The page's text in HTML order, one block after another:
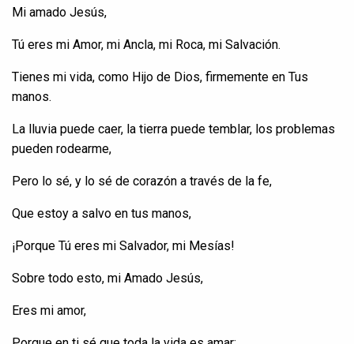
Mi amado Jesús,
Tú eres mi Amor, mi Ancla, mi Roca, mi Salvación.
Tienes mi vida, como Hijo de Dios, firmemente en Tus
manos.
La lluvia puede caer, la tierra puede temblar, los problemas
pueden rodearme,
Pero lo sé, y lo sé de corazón a través de la fe,
Que estoy a salvo en tus manos,
¡Porque Tú eres mi Salvador, mi Mesías!
Sobre todo esto, mi Amado Jesús,
Eres mi amor,